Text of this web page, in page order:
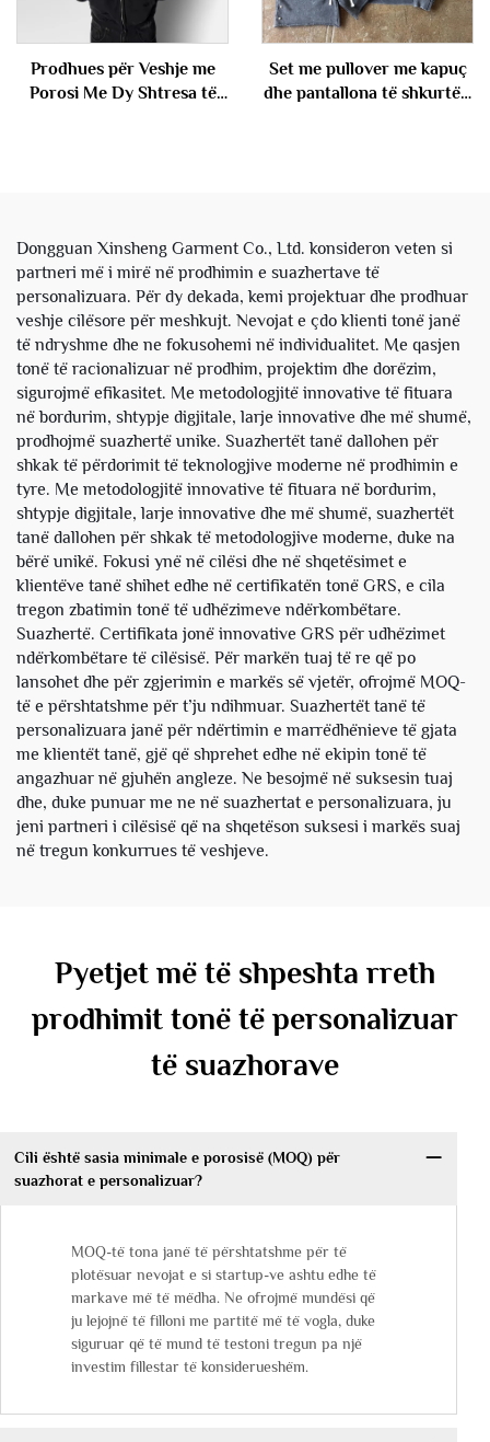
Prodhues për Veshje me
Porosi Me Dy Shtresa të
Set me pullover me kapuç
dhe pantallona të shkurtër,
Dongguan Xinsheng Garment Co., Ltd. konsideron veten si
partneri më i mirë në prodhimin e suazhertave të
personalizuara. Për dy dekada, kemi projektuar dhe prodhuar
veshje cilësore për meshkujt. Nevojat e çdo klienti tonë janë
të ndryshme dhe ne fokusohemi në individualitet. Me qasjen
tonë të racionalizuar në prodhim, projektim dhe dorëzim,
sigurojmë efikasitet. Me metodologjitë innovative të fituara
në bordurim, shtypje digjitale, larje innovative dhe më shumë,
prodhojmë suazhertë unike. Suazhertët tanë dallohen për
shkak të përdorimit të teknologjive moderne në prodhimin e
tyre. Me metodologjitë innovative të fituara në bordurim,
shtypje digjitale, larje innovative dhe më shumë, suazhertët
tanë dallohen për shkak të metodologjive moderne, duke na
bërë unikë. Fokusi ynë në cilësi dhe në shqetësimet e
klientëve tanë shihet edhe në certifikatën tonë GRS, e cila
tregon zbatimin tonë të udhëzimeve ndërkombëtare.
Suazhertë. Certifikata jonë innovative GRS për udhëzimet
ndërkombëtare të cilësisë. Për markën tuaj të re që po
lansohet dhe për zgjerimin e markës së vjetër, ofrojmë MOQ-
të e përshtatshme për t’ju ndihmuar. Suazhertët tanë të
personalizuara janë për ndërtimin e marrëdhënieve të gjata
me klientët tanë, gjë që shprehet edhe në ekipin tonë të
angazhuar në gjuhën angleze. Ne besojmë në suksesin tuaj
dhe, duke punuar me ne në suazhertat e personalizuara, ju
jeni partneri i cilësisë që na shqetëson suksesi i markës suaj
në tregun konkurrues të veshjeve.
Pyetjet më të shpeshta rreth
prodhimit tonë të personalizuar
të suazhorave
Cili është sasia minimale e porosisë (MOQ) për
suazhorat e personalizuar?
MOQ-të tona janë të përshtatshme për të
plotësuar nevojat e si startup-ve ashtu edhe të
markave më të mëdha. Ne ofrojmë mundësi që
ju lejojnë të filloni me partitë më të vogla, duke
siguruar që të mund të testoni tregun pa një
investim fillestar të konsiderueshëm.